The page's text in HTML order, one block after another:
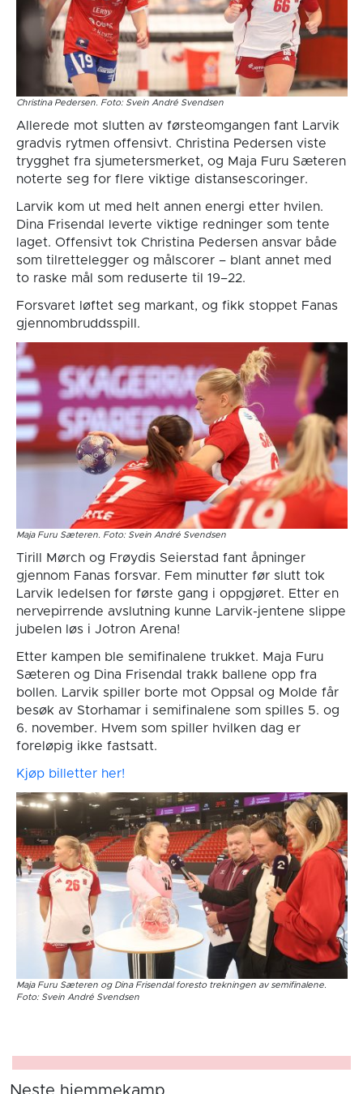
Christina Pedersen. Foto: Svein André Svendsen
Allerede mot slutten av førsteomgangen fant Larvik
gradvis rytmen offensivt. Christina Pedersen viste
trygghet fra sjumetersmerket, og Maja Furu Sæteren
noterte seg for flere viktige distansescoringer.
Larvik kom ut med helt annen energi etter hvilen.
Dina Frisendal leverte viktige redninger som tente
laget. Offensivt tok Christina Pedersen ansvar både
som tilrettelegger og målscorer – blant annet med
to raske mål som reduserte til 19–22.
Forsvaret løftet seg markant, og fikk stoppet Fanas
gjennombruddsspill.
Maja Furu Sæteren. Foto: Svein André Svendsen
Tirill Mørch og Frøydis Seierstad fant åpninger
gjennom Fanas forsvar. Fem minutter før slutt tok
Larvik ledelsen for første gang i oppgjøret. Etter en
nervepirrende avslutning kunne Larvik-jentene slippe
jubelen løs i Jotron Arena!
Etter kampen ble semifinalene trukket. Maja Furu
Sæteren og Dina Frisendal trakk ballene opp fra
bollen. Larvik spiller borte mot Oppsal og Molde får
besøk av Storhamar i semifinalene som spilles 5. og
6. november. Hvem som spiller hvilken dag er
foreløpig ikke fastsatt.
Kjøp billetter her!
Maja Furu Sæteren og Dina Frisendal foresto trekningen av semifinalene.
Foto: Svein André Svendsen